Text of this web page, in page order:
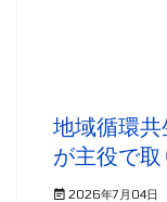
地域循環
が主役で
2026年7月04日